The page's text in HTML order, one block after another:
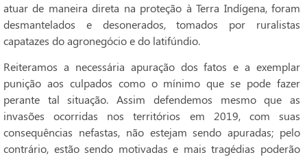
atuar de maneira direta na proteção à Terra Indígena, foram
desmantelados e desonerados, tomados por ruralistas
capatazes do agronegócio e do latifúndio.
Reiteramos a necessária apuração dos fatos e a exemplar
punição aos culpados como o mínimo que se pode fazer
perante tal situação. Assim defendemos mesmo que as
invasões ocorridas nos territórios em 2019, com suas
consequências nefastas, não estejam sendo apuradas; pelo
contrário, estão sendo motivadas e mais tragédias poderão